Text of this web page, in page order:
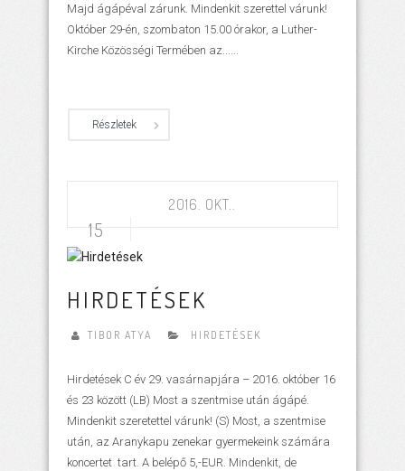
Majd ágápéval zárunk. Mindenkit szerettel várunk!
Október 29-én, szombaton 15.00 órakor, a Luther-
Kirche Közösségi Termében az......
Részletek
2016. OKT..
15
HIRDETÉSEK
TIBOR ATYA HIRDETÉSEK
Hirdetések C év 29. vasárnapjára – 2016. október 16
és 23 között (LB) Most a szentmise után ágápé.
Mindenkit szeretettel várunk! (S) Most, a szentmise
után, az Aranykapu zenekar gyermekeink számára
koncertet tart. A belépő 5,-EUR. Mindenkit, de